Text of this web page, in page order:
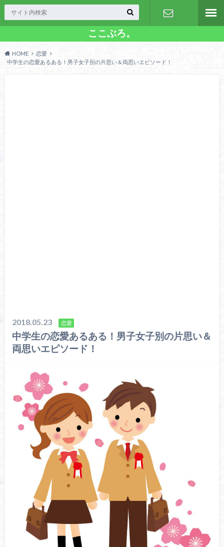
ここぶろ。
せ
HOME
恋愛
中学生の恋愛あるある！男子女子別の片思い＆両思いエピソード！
2018.05.23 恋愛
中学生の恋愛あるある！男子女子別の片思い＆
両思いエピソード！